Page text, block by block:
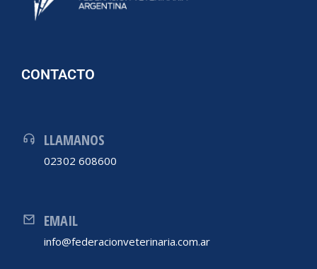
CONTACTO
LLAMANOS
02302 608600
EMAIL
info@federacionveterinaria.com.ar